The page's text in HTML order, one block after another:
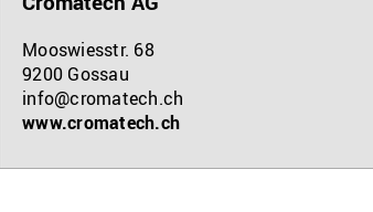
Mooswiesstr. 68
9200 Gossau
info@cromatech.ch
www.cromatech.ch